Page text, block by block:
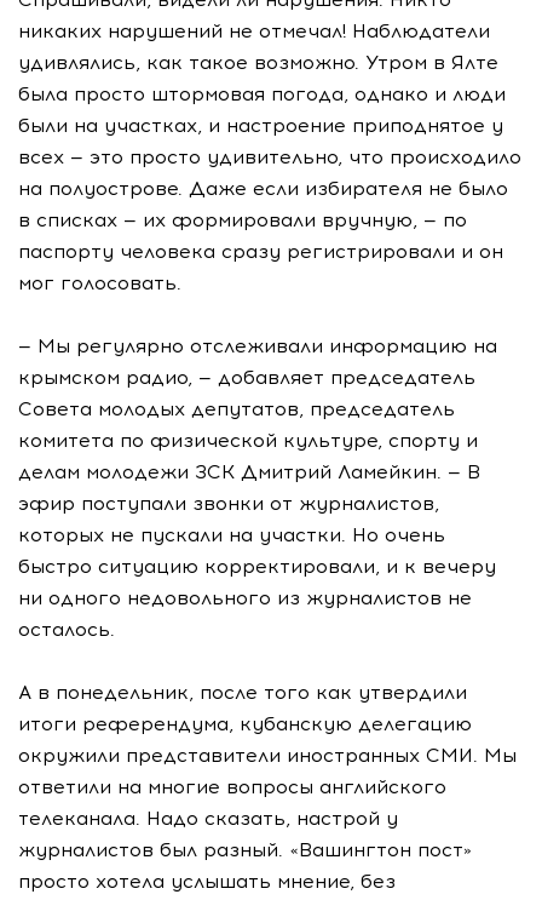
никаких нарушений не отмечал! Наблюдатели
удивлялись, как такое возможно. Утром в Ялте
была просто штормовая погода, однако и люди
были на участках, и настроение приподнятое у
всех — это просто удивительно, что происходило
на полуострове. Даже если избирателя не было
в списках — их формировали вручную, — по
паспорту человека сразу регистрировали и он
мог голосовать.
— Мы регулярно отслеживали информацию на
крымском радио, — добавляет председатель
Совета молодых депутатов, председатель
комитета по физической культуре, спорту и
делам молодежи ЗСК Дмитрий Ламейкин. — В
эфир поступали звонки от журналистов,
которых не пускали на участки. Но очень
быстро ситуацию корректировали, и к вечеру
ни одного недовольного из журналистов не
осталось.
А в понедельник, после того как утвердили
итоги референдума, кубанскую делегацию
окружили представители иностранных СМИ. Мы
ответили на многие вопросы английского
телеканала. Надо сказать, настрой у
журналистов был разный. «Вашингтон пост»
просто хотела услышать мнение, без